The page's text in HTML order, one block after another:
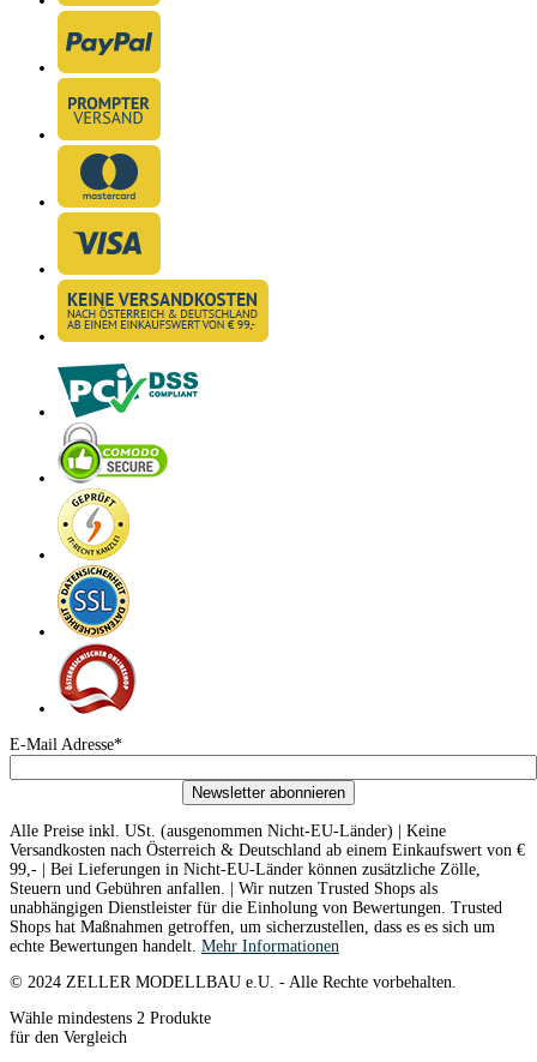
E-Mail Adresse*
Newsletter abonnieren
Alle Preise inkl. USt. (ausgenommen Nicht-EU-Länder) | Keine
Versandkosten nach Österreich & Deutschland ab einem Einkaufswert von €
99,- | Bei Lieferungen in Nicht-EU-Länder können zusätzliche Zölle,
Steuern und Gebühren anfallen. | Wir nutzen Trusted Shops als
unabhängigen Dienstleister für die Einholung von Bewertungen. Trusted
Shops hat Maßnahmen getroffen, um sicherzustellen, dass es es sich um
echte Bewertungen handelt. Mehr Informationen
© 2024 ZELLER MODELLBAU e.U. - Alle Rechte vorbehalten.
Wähle mindestens 2 Produkte
für den Vergleich